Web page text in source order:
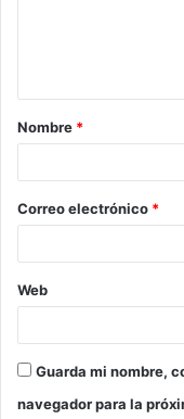
a
r
*
Nombre *
Correo electrónico *
Web
Guarda mi nombre,
navegador para la